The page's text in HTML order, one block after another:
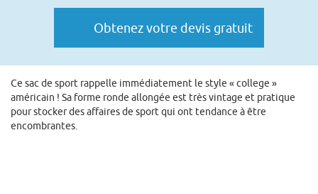
Obtenez votre devis gratuit
Ce sac de sport rappelle immédiatement le style « college »
américain ! Sa forme ronde allongée est très vintage et pratique
pour stocker des affaires de sport qui ont tendance à être
encombrantes.